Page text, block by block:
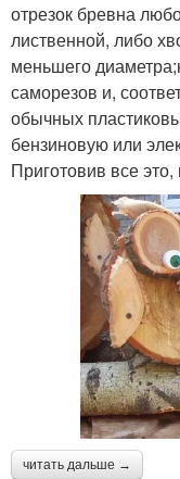
отрезок бревна
лиственной, либо
меньшего
саморезов и,
обычных
бензиновую или
Приготовив все
читать дальше →